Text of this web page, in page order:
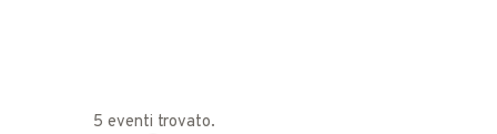
5 eventi trovato.